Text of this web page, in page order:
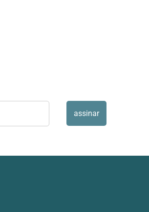
assinar